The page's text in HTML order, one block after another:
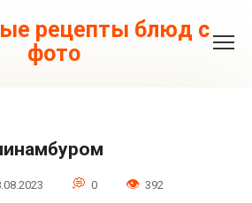
рецепты блюд с
фото
0 392